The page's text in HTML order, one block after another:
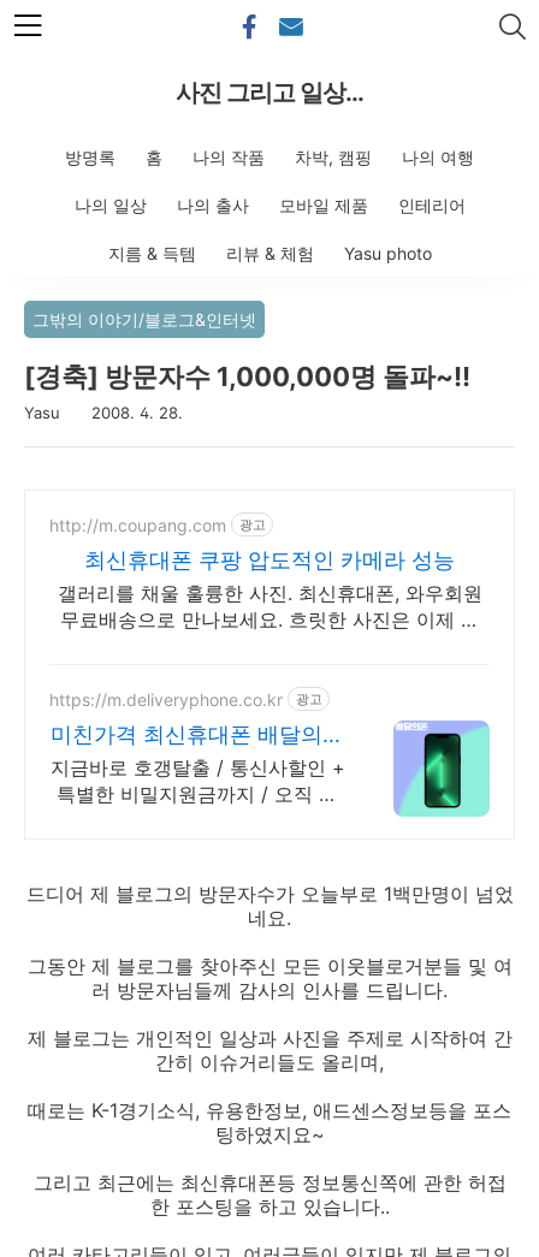
본문 바로가기
사진 그리고 일상...
방명록 홈 나의 작품 차박, 캠핑 나의 여행
나의 일상 나의 출사 모바일 제품 인테리어
지름 & 득템 리뷰 & 체험 Yasu photo
그밖의 이야기/블로그&인터넷
[경축] 방문자수 1,000,000명 돌파~!!
Yasu 2008. 4. 28.
http://m.coupang.com 광고
최신휴대폰 쿠팡 압도적인 카메라 성능
갤러리를 채울 훌륭한 사진. 최신휴대폰, 와우회원
무료배송으로 만나보세요. 흐릿한 사진은 이제 그
https://m.deliveryphone.co.kr 광고
미친가격 최신휴대폰 배달의폰
박리다매! 무조건 더 할인!
지금바로 호갱탈출 / 통신사할인 +
특별한 비밀지원금까지 / 오직 배
드디어 제 블로그의 방문자수가 오늘부로 1백만명이 넘었
네요.
그동안 제 블로그를 찾아주신 모든 이웃블로거분들 및 여
러 방문자님들께 감사의 인사를 드립니다.
제 블로그는 개인적인 일상과 사진을 주제로 시작하여 간
간히 이슈거리들도 올리며,
때로는 K-1경기소식, 유용한정보, 애드센스정보등을 포스
팅하였지요~
그리고 최근에는 최신휴대폰등 정보통신쪽에 관한 허접
한 포스팅을 하고 있습니다..